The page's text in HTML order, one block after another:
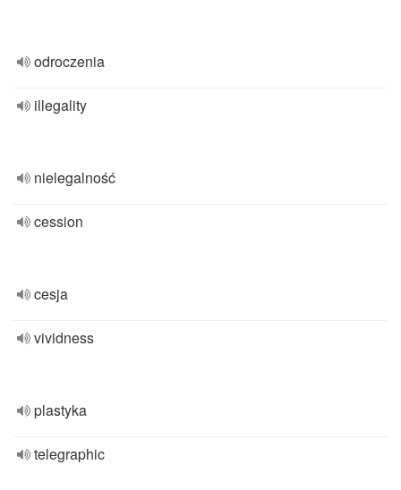
odroczenia
illegality
nielegalność
cession
cesja
vividness
plastyka
telegraphic